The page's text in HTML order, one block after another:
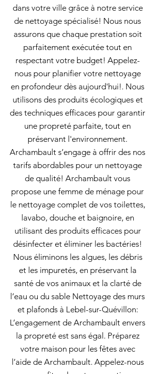
dans votre ville grâce à notre service
de nettoyage spécialisé! Nous nous
assurons que chaque prestation soit
parfaitement exécutée tout en
respectant votre budget! Appelez-
nous pour planifier votre nettoyage
en profondeur dès aujourd'hui!. Nous
utilisons des produits écologiques et
des techniques efficaces pour garantir
une propreté parfaite, tout en
préservant l'environnement.
Archambault s’engage à offrir des nos
tarifs abordables pour un nettoyage
de qualité! Archambault vous
propose une femme de ménage pour
le nettoyage complet de vos toilettes,
lavabo, douche et baignoire, en
utilisant des produits efficaces pour
désinfecter et éliminer les bactéries!
Nous éliminons les algues, les débris
et les impuretés, en préservant la
santé de vos animaux et la clarté de
l’eau ou du sable Nettoyage des murs
et plafonds à Lebel-sur-Quévillon:
L’engagement de Archambault envers
la propreté est sans égal. Préparez
votre maison pour les fêtes avec
l’aide de Archambault. Appelez-nous